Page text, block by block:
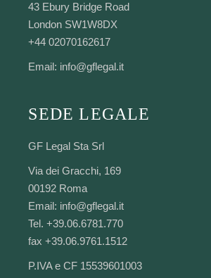
43 Ebury Bridge Road
London SW1W8DX
+44 02070162617
Email: info@gflegal.it
SEDE LEGALE
GF Legal Sta Srl
Via dei Gracchi, 169
00192 Roma
Email: info@gflegal.it
Tel. +39.06.6781.770
fax +39.06.9761.1512
P.IVA e CF 15539601003